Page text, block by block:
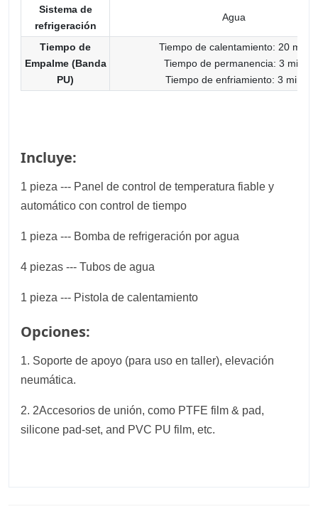
Sistema de
refrigeración
Agua
Tiempo de
Empalme (Banda
PU)
Tiempo de calentamiento: 20 min
Tiempo de permanencia: 3 min
Tiempo de enfriamiento: 3 min
Incluye:
1 pieza --- Panel de control de temperatura fiable y
automático con control de tiempo
1 pieza --- Bomba de refrigeración por agua
4 piezas --- Tubos de agua
1 pieza --- Pistola de calentamiento
Opciones:
1. Soporte de apoyo (para uso en taller), elevación
neumática.
2. 2Accesorios de unión, como PTFE film & pad,
silicone pad-set, and PVC PU film, etc.